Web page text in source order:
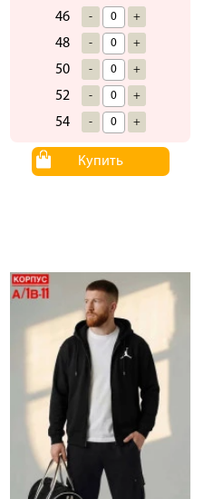
46 - +
48 - +
50 - +
52 - +
54 - +
Купить